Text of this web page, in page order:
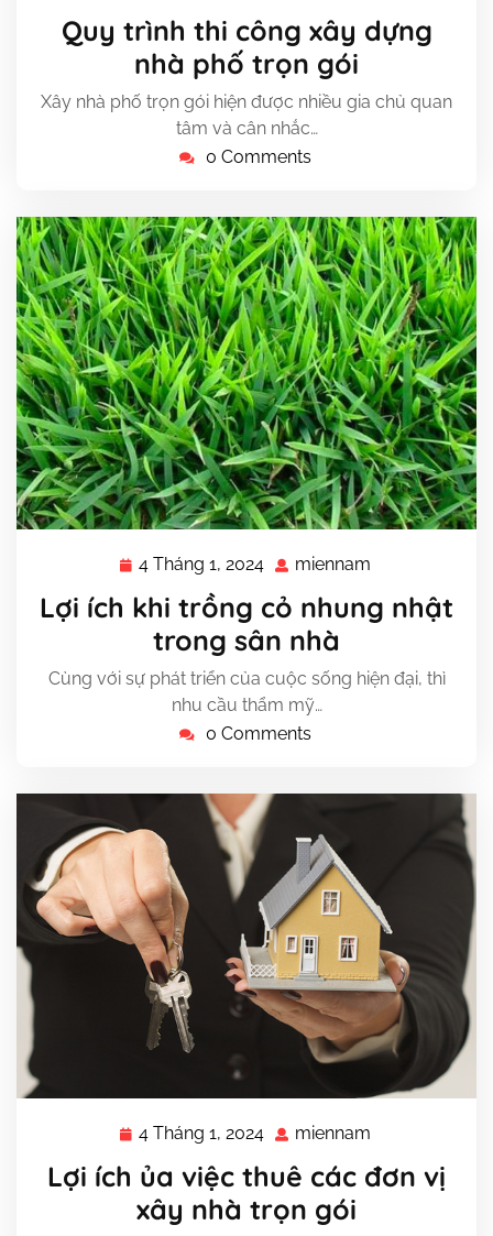
1,
2024
Quy trình thi công xây dựng
nhà phố trọn gói
Xây nhà phố trọn gói hiện được nhiều gia chủ quan
tâm và cân nhắc…
0 Comments
4 Tháng 1, 2024
Tháng
1,
2024
miennam
Lợi ích khi trồng cỏ nhung nhật
trong sân nhà
Cùng với sự phát triển của cuộc sống hiện đại, thì
nhu cầu thẩm mỹ…
0 Comments
4 Tháng 1, 2024
Tháng
1,
2024
miennam
Lợi ích ủa việc thuê các đơn vị
xây nhà trọn gói